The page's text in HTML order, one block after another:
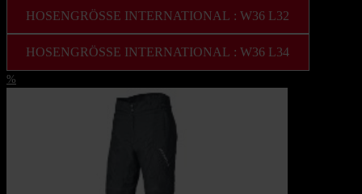
HOSENGRÖSSE INTERNATIONAL : W36 L32
HOSENGRÖSSE INTERNATIONAL : W36 L34
%